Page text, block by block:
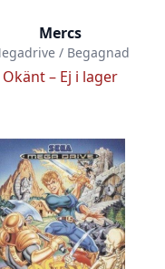
Mercs
/ Begagnad
Okänt – Ej i lager